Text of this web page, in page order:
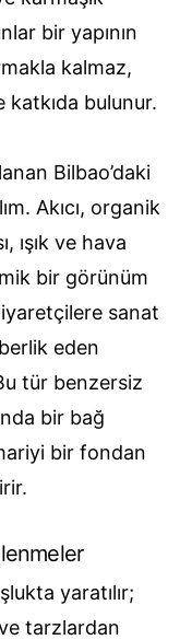
bir yapının
kalmaz,
katkıda bulunur.
Bilbao’daki
Akıcı, organik
ışık ve hava
bir görünüm
sanat
eden
tür benzersiz
bir bağ
bir fondan
yaratılır;
tarzlardan